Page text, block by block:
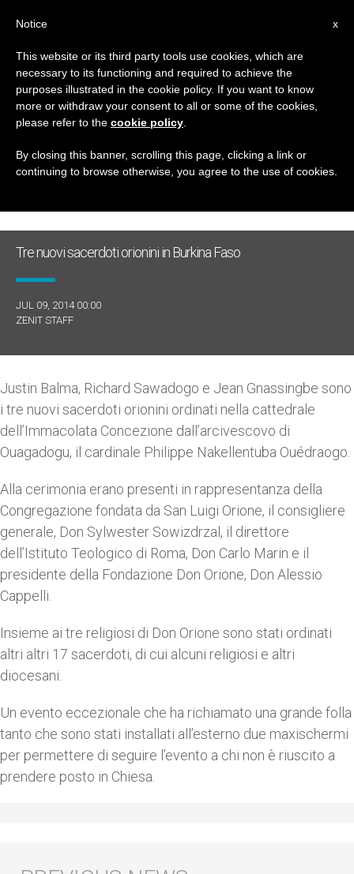
GIORNO
Luglio 9th, 2014
ULTIME NOTIZIE
Tre nuovi sacerdoti orionini in Burkina Faso
JUL 09, 2014 00:00
ZENIT STAFF
Justin Balma, Richard Sawadogo e Jean Gnassingbe sono
i tre nuovi sacerdoti orionini ordinati nella cattedrale
dell’Immacolata Concezione dall’arcivescovo di
Ouagadogu, il cardinale Philippe Nakellentuba Ouédraogo.
Alla cerimonia erano presenti in rappresentanza della
Congregazione fondata da San Luigi Orione, il consigliere
generale, Don Sylwester Sowizdrzal, il direttore
dell’Istituto Teologico di Roma, Don Carlo Marin e il
presidente della Fondazione Don Orione, Don Alessio
Cappelli.
Insieme ai tre religiosi di Don Orione sono stati ordinati
altri altri 17 sacerdoti, di cui alcuni religiosi e altri
diocesani.
Un evento eccezionale che ha richiamato una grande folla
tanto che sono stati installati all’esterno due maxischermi
per permettere di seguire l’evento a chi non è riuscito a
prendere posto in Chiesa.
x
Notice
This website or its third party tools use cookies, which are
necessary to its functioning and required to achieve the
purposes illustrated in the cookie policy. If you want to know
more or withdraw your consent to all or some of the cookies,
please refer to the cookie policy
By closing this banner, scrolling this page, clicking a link or
continuing to browse otherwise, you agree to the use of cookies.